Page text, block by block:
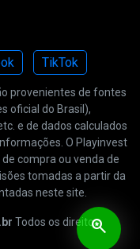
saved_search
TikTok
provenientes de fontes
oficial do Brasil),
e de dados calculados
O Playinvest
compra ou venda de
tomadas a partir da
neste site.
Todos os direitos